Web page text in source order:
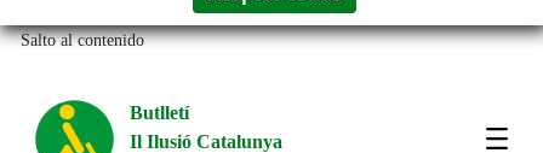
Salto al contenido
Butlletí
Il Ilusió Catalunya